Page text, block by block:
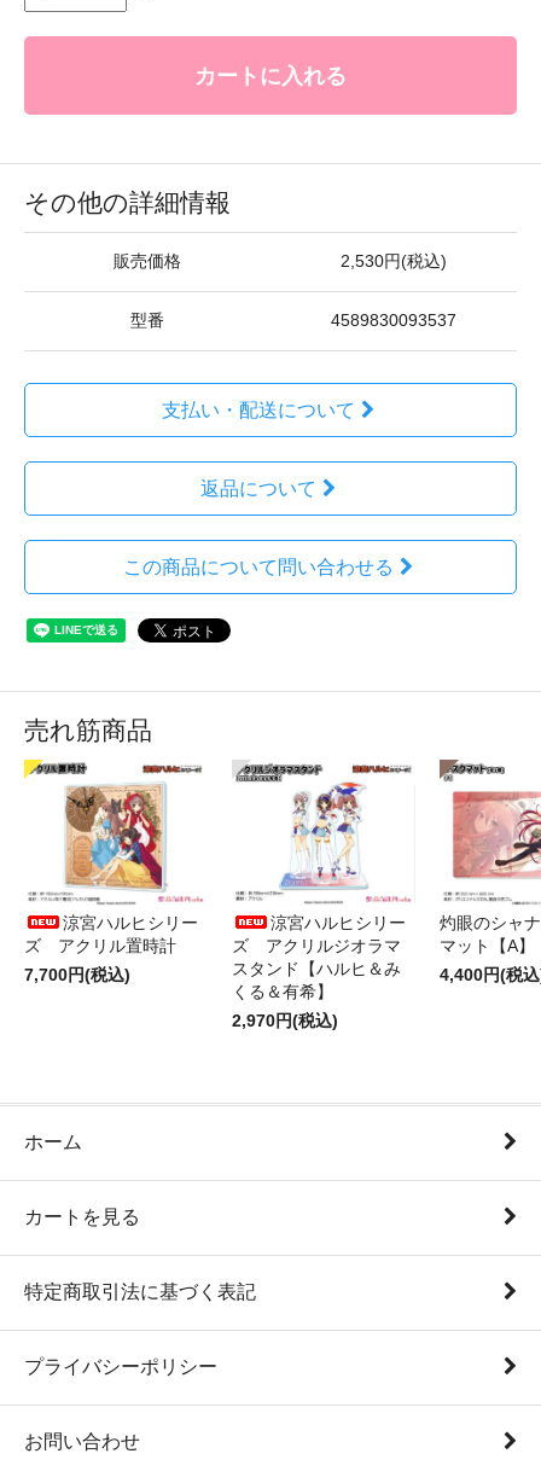
カートに入れる
その他の詳細情報
販売価格 2,530円(税込)
型番 4589830093537
支払い・配送について
返品について
この商品について問い合わせる
売れ筋商品
涼宮ハルヒシリー
ズ アクリル置時計
7,700円(税込)
涼宮ハルヒシリー
ズ アクリルジオラマ
スタンド【ハルヒ＆み
くる＆有希】
2,970円(税込)
灼眼のシャ
マット【A】
4,400円(税
ホーム
カートを見る
特定商取引法に基づく表記
プライバシーポリシー
お問い合わせ